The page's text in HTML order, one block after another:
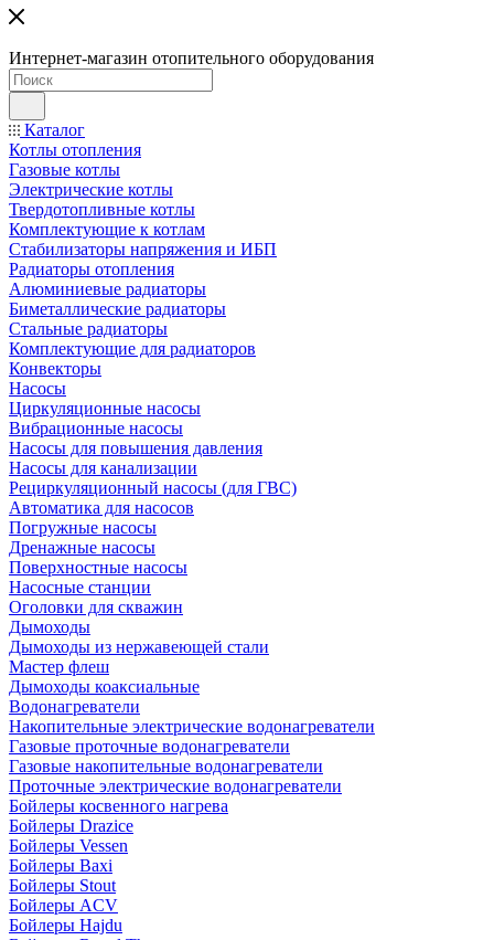
Интернет-магазин отопительного оборудования
Каталог
Котлы отопления
Газовые котлы
Электрические котлы
Твердотопливные котлы
Комплектующие к котлам
Стабилизаторы напряжения и ИБП
Радиаторы отопления
Алюминиевые радиаторы
Биметаллические радиаторы
Стальные радиаторы
Комплектующие для радиаторов
Конвекторы
Насосы
Циркуляционные насосы
Вибрационные насосы
Насосы для повышения давления
Насосы для канализации
Рециркуляционный насосы (для ГВС)
Автоматика для насосов
Погружные насосы
Дренажные насосы
Поверхностные насосы
Насосные станции
Оголовки для скважин
Дымоходы
Дымоходы из нержавеющей стали
Мастер флеш
Дымоходы коаксиальные
Водонагреватели
Накопительные электрические водонагреватели
Газовые проточные водонагреватели
Газовые накопительные водонагреватели
Проточные электрические водонагреватели
Бойлеры косвенного нагрева
Бойлеры Drazice
Бойлеры Vessen
Бойлеры Baxi
Бойлеры Stout
Бойлеры ACV
Бойлеры Hajdu